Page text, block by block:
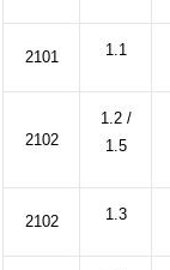
2101 1.1
2102
1.2 /
1.5
2102 1.3